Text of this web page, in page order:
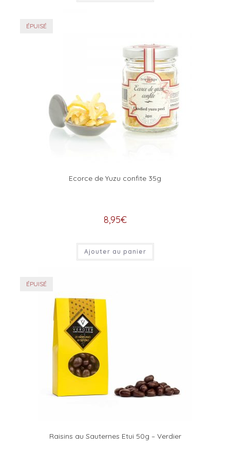
ÉPUISÉ
Ecorce de Yuzu confite 35g
8,95€
Ajouter au panier
ÉPUISÉ
Raisins au Sauternes Etui 50g – Verdier